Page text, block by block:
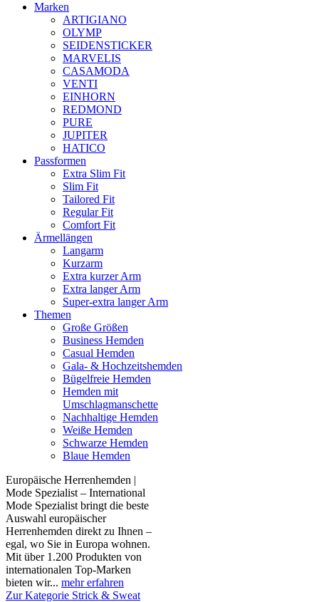
Marken
ARTIGIANO
OLYMP
SEIDENSTICKER
MARVELIS
CASAMODA
VENTI
EINHORN
REDMOND
PURE
JUPITER
HATICO
Passformen
Extra Slim Fit
Slim Fit
Tailored Fit
Regular Fit
Comfort Fit
Ärmellängen
Langarm
Kurzarm
Extra kurzer Arm
Extra langer Arm
Super-extra langer Arm
Themen
Große Größen
Business Hemden
Casual Hemden
Gala- & Hochzeitshemden
Bügelfreie Hemden
Hemden mit
Umschlagmanschette
Nachhaltige Hemden
Weiße Hemden
Schwarze Hemden
Blaue Hemden
Europäische Herrenhemden |
Mode Spezialist – International
Mode Spezialist bringt die beste
Auswahl europäischer
Herrenhemden direkt zu Ihnen –
egal, wo Sie in Europa wohnen.
Mit über 1.200 Produkten von
internationalen Top-Marken
bieten wir... mehr erfahren
Zur Kategorie Strick & Sweat